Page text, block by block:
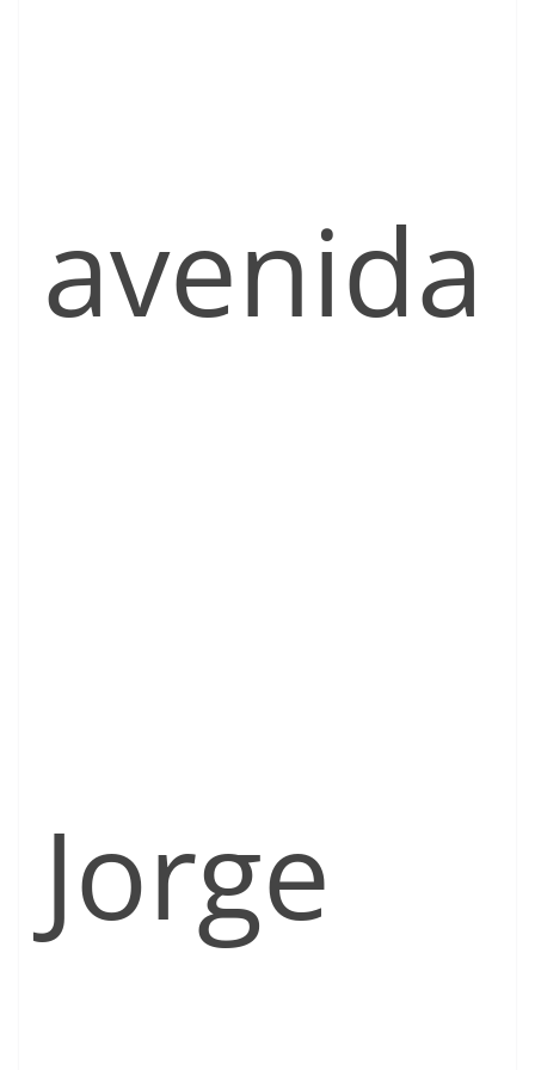
avenida
Jorge